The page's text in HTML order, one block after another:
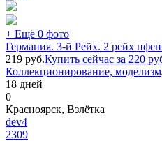
+ Ещё 0 фото
Германия. 3-й Рейх. 2 рейх
219 руб.Купить сейчас за 220
Коллекционирование, моделизм
18 дней
0
Красноярск, Взлётка
dev4
2309